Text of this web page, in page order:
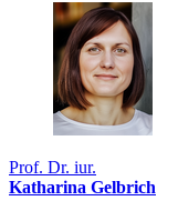
Prof. Dr. iur.
Katharina Gelbrich